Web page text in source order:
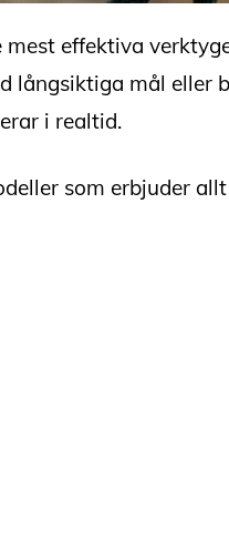
effektiva
långsiktiga mål eller
i realtid.
som erbjuder